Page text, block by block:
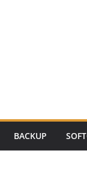
BACKUP